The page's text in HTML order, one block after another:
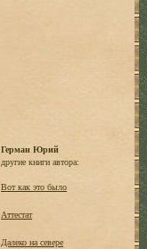
Герман Юрий
другие книги автора:
Вот как это было
Аттестат
Далеко на севере